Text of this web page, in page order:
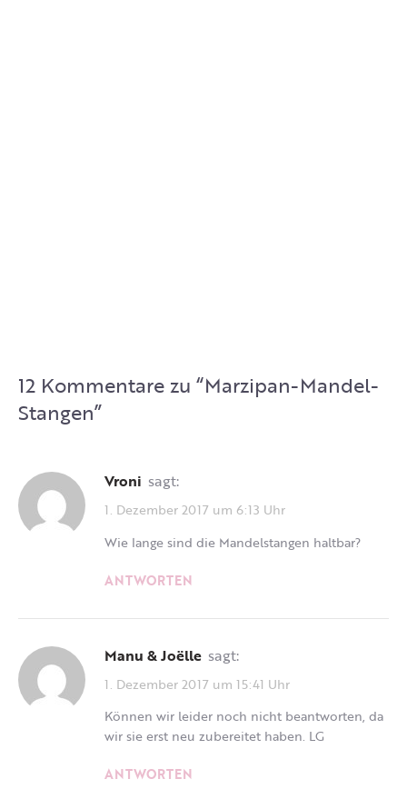
12 Kommentare zu “Marzipan-Mandel-
Stangen”
Vroni sagt:
1. Dezember 2017 um 6:13 Uhr
Wie lange sind die Mandelstangen haltbar?
ANTWORTEN
Manu & Joëlle sagt:
1. Dezember 2017 um 15:41 Uhr
Können wir leider noch nicht beantworten, da
wir sie erst neu zubereitet haben. LG
ANTWORTEN